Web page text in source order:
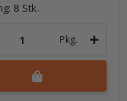
8 Stk.
Pkg.